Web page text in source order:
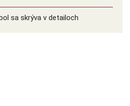
sa skrýva v detailoch